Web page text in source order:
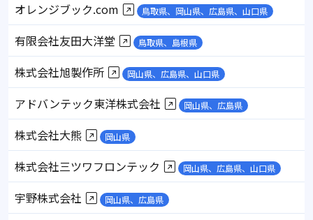
オレンジブック.com 鳥取県、岡山県、広島県、山口県
有限会社友田大洋堂 鳥取県、島根県
株式会社旭製作所 岡山県、広島県、山口県
アドバンテック東洋株式会社 岡山県、広島県
株式会社大熊 岡山県
株式会社三ツワフロンテック 岡山県、広島県、山口県
宇野株式会社 岡山県、広島県